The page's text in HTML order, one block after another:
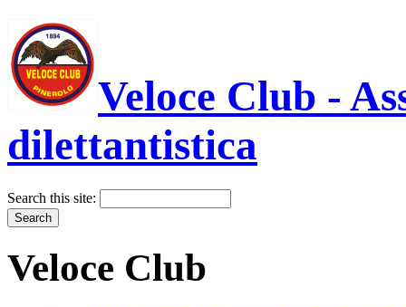
Veloce Club -
dilettantistica
Search this site:
Veloce Club